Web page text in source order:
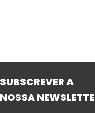
SUBSCREVER A
NOSSA